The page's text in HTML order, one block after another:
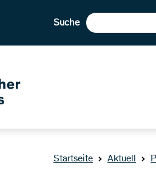
Suche
Startseite Aktuell